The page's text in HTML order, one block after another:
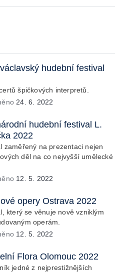
hudební festival
špičkových interpretů.
24. 6. 2022
hudební festival L.
2022
zaměřený na prezentaci nejen
děl na co nejvyšší umělecké
12. 5. 2022
opery Ostrava 2022
který se věnuje nově vzniklým
operám.
12. 5. 2022
Flora Olomouc 2022
jedné z nejprestižnějších